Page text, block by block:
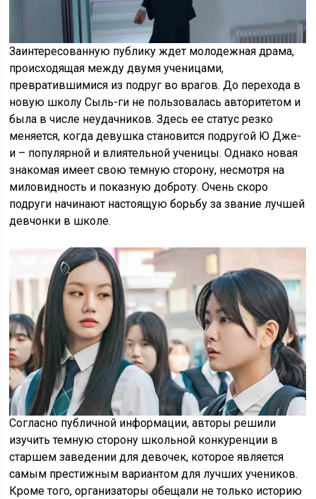
Заинтересованную публику ждет молодежная драма,
происходящая между двумя ученицами,
превратившимися из подруг во врагов. До перехода в
новую школу Сыль-ги не пользовалась авторитетом и
была в числе неудачников. Здесь ее статус резко
меняется, когда девушка становится подругой Ю Дже-
и – популярной и влиятельной ученицы. Однако новая
знакомая имеет свою темную сторону, несмотря на
миловидность и показную доброту. Очень скоро
подруги начинают настоящую борьбу за звание лучшей
девчонки в школе.
Согласно публичной информации, авторы решили
изучить темную сторону школьной конкуренции в
старшем заведении для девочек, которое является
самым престижным вариантом для лучших учеников.
Кроме того, организаторы обещали не только историю